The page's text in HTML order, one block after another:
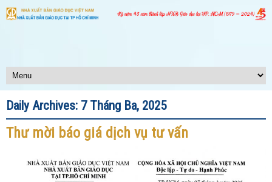
Daily Archives: 7 Tháng Ba, 2025
Thư mời báo giá dịch vụ tư vấn